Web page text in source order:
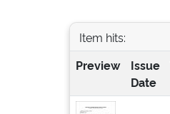
Item hits:
Preview
Issue
Date